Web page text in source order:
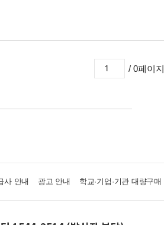
/ 0페이지
사 안내 광고 안내 학교·기업·기관 대량구매